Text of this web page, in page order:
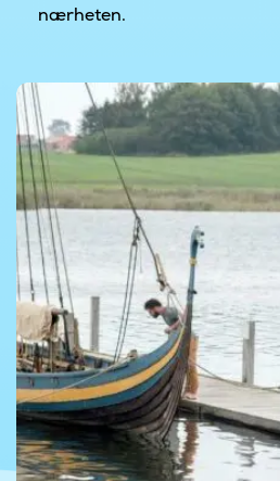
nærheten.